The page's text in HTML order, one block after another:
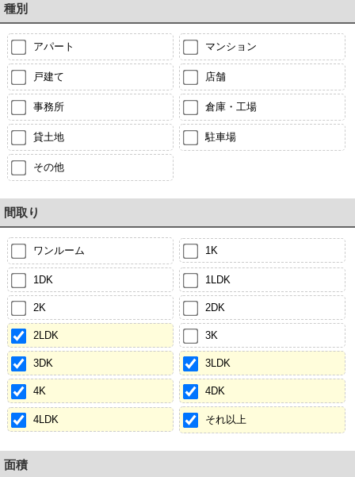
種別
アパート マンション
戸建て 店舗
事務所 倉庫・工場
貸土地 駐車場
その他
間取り
ワンルーム 1K
1DK 1LDK
2K 2DK
2LDK 3K
3DK 3LDK
4K 4DK
4LDK それ以上
面積